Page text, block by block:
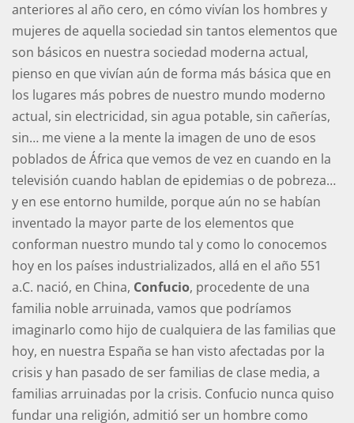
anteriores al año cero, en cómo vivían los hombres y
mujeres de aquella sociedad sin tantos elementos que
son básicos en nuestra sociedad moderna actual,
pienso en que vivían aún de forma más básica que en
los lugares más pobres de nuestro mundo moderno
actual, sin electricidad, sin agua potable, sin cañerías,
sin… me viene a la mente la imagen de uno de esos
poblados de África que vemos de vez en cuando en la
televisión cuando hablan de epidemias o de pobreza…
y en ese entorno humilde, porque aún no se habían
inventado la mayor parte de los elementos que
conforman nuestro mundo tal y como lo conocemos
hoy en los países industrializados, allá en el año 551
a.C. nació, en China, Confucio, procedente de una
familia noble arruinada, vamos que podríamos
imaginarlo como hijo de cualquiera de las familias que
hoy, en nuestra España se han visto afectadas por la
crisis y han pasado de ser familias de clase media, a
familias arruinadas por la crisis. Confucio nunca quiso
fundar una religión, admitió ser un hombre como